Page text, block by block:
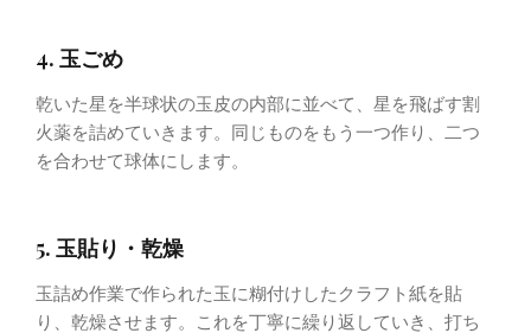
4. 玉ごめ
乾いた星を半球状の玉皮の内部に並べて、星を飛ばす割
火薬を詰めていきます。同じものをもう一つ作り、二つ
を合わせて球体にします。
5. 玉貼り・乾燥
玉詰め作業で作られた玉に糊付けしたクラフト紙を貼
り、乾燥させます。これを丁寧に繰り返していき、打ち